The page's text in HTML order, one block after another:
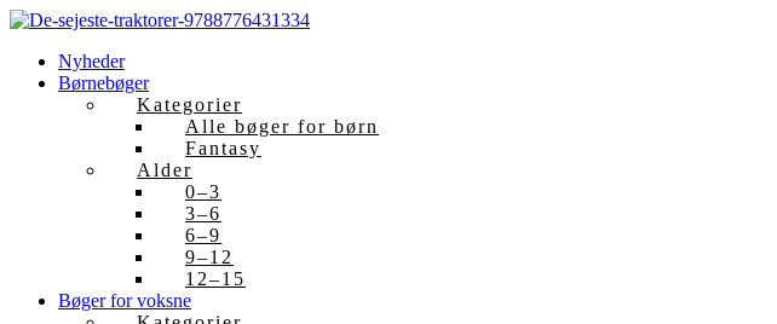
Skip
contentNyheder
Børnebøger
Kategorier
Alle bøger for børn
Fantasy
Alder
0–3
3–6
6–9
9–12
12–15
Bøger for voksne